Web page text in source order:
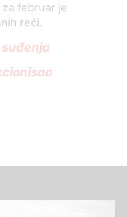
februar je
reči.